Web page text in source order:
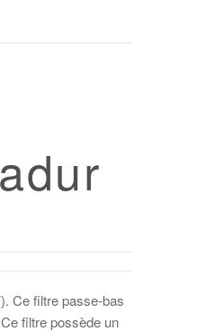
Ce filtre passe-bas
filtre possède un